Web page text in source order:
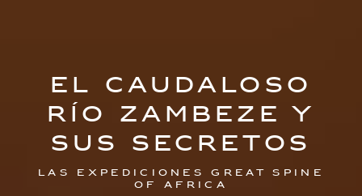
EL CAUDALOSO
RÍO ZAMBEZE Y
SUS SECRETOS
LAS EXPEDICIONES GREAT SPINE
OF AFRICA